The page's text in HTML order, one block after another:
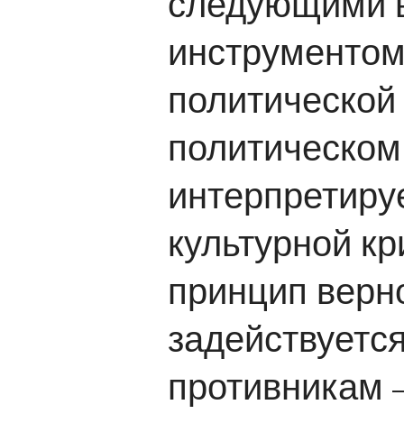
культурной
принцип
противникам